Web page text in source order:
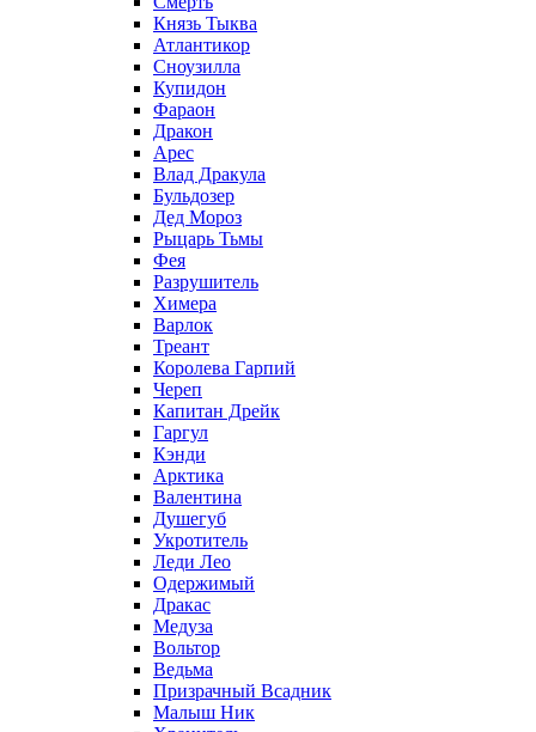
Князь Тыква
Атлантикор
Сноузилла
Купидон
Фараон
Дракон
Арес
Влад Дракула
Бульдозер
Дед Мороз
Рыцарь Тьмы
Фея
Разрушитель
Химера
Варлок
Треант
Королева Гарпий
Череп
Капитан Дрейк
Гаргул
Кэнди
Арктика
Валентина
Душегуб
Укротитель
Леди Лео
Одержимый
Дракас
Медуза
Вольтор
Ведьма
Призрачный Всадник
Малыш Ник